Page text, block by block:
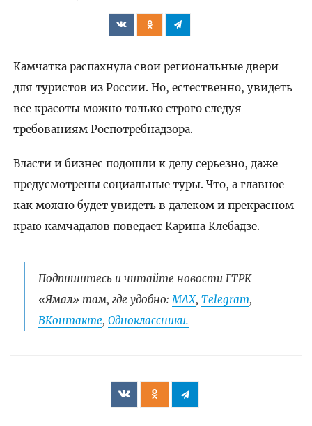
Камчатка распахнула свои региональные двери
для туристов из России. Но, естественно, увидеть
все красоты можно только строго следуя
требованиям Роспотребнадзора.
Власти и бизнес подошли к делу серьезно, даже
предусмотрены социальные туры. Что, а главное
как можно будет увидеть в далеком и прекрасном
краю камчадалов поведает Карина Клебадзе.
Подпишитесь и читайте новости ГТРК
«Ямал» там, где удобно: МАХ, Telegram,
ВКонтакте, Одноклассники.